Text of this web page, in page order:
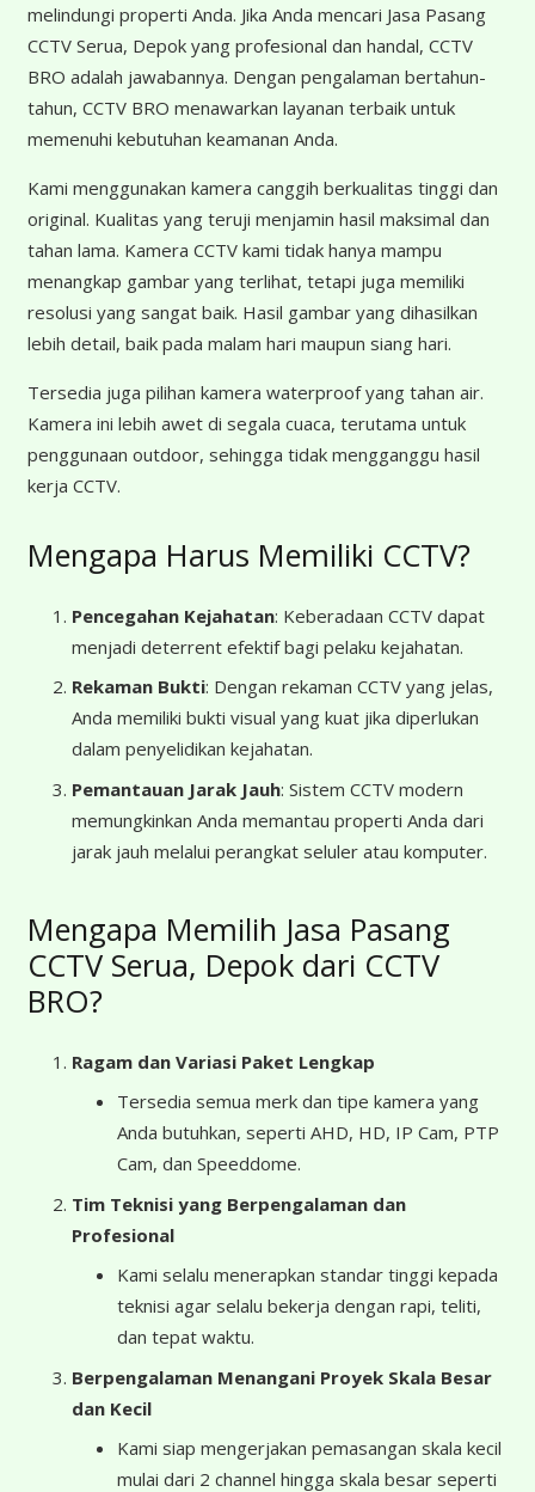
melindungi properti Anda. Jika Anda mencari Jasa Pasang
CCTV Serua, Depok yang profesional dan handal, CCTV
BRO adalah jawabannya. Dengan pengalaman bertahun-
tahun, CCTV BRO menawarkan layanan terbaik untuk
memenuhi kebutuhan keamanan Anda.
Kami menggunakan kamera canggih berkualitas tinggi dan
original. Kualitas yang teruji menjamin hasil maksimal dan
tahan lama. Kamera CCTV kami tidak hanya mampu
menangkap gambar yang terlihat, tetapi juga memiliki
resolusi yang sangat baik. Hasil gambar yang dihasilkan
lebih detail, baik pada malam hari maupun siang hari.
Tersedia juga pilihan kamera waterproof yang tahan air.
Kamera ini lebih awet di segala cuaca, terutama untuk
penggunaan outdoor, sehingga tidak mengganggu hasil
kerja CCTV.
Mengapa Harus Memiliki CCTV?
Pencegahan Kejahatan: Keberadaan CCTV dapat
menjadi deterrent efektif bagi pelaku kejahatan.
Rekaman Bukti: Dengan rekaman CCTV yang jelas,
Anda memiliki bukti visual yang kuat jika diperlukan
dalam penyelidikan kejahatan.
Pemantauan Jarak Jauh: Sistem CCTV modern
memungkinkan Anda memantau properti Anda dari
jarak jauh melalui perangkat seluler atau komputer.
Mengapa Memilih Jasa Pasang
CCTV Serua, Depok dari CCTV
BRO?
Ragam dan Variasi Paket Lengkap
Tersedia semua merk dan tipe kamera yang
Anda butuhkan, seperti AHD, HD, IP Cam, PTP
Cam, dan Speeddome.
Tim Teknisi yang Berpengalaman dan
Profesional
Kami selalu menerapkan standar tinggi kepada
teknisi agar selalu bekerja dengan rapi, teliti,
dan tepat waktu.
Berpengalaman Menangani Proyek Skala Besar
dan Kecil
Kami siap mengerjakan pemasangan skala kecil
mulai dari 2 channel hingga skala besar seperti